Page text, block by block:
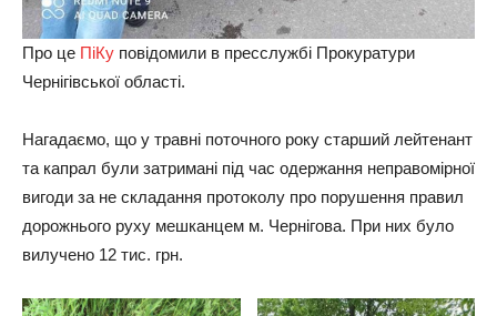
Про це ПіКу повідомили в пресслужбі Прокуратури
Чернігівської області.
Нагадаємо, що у травні поточного року старший лейтенант
та капрал були затримані під час одержання неправомірної
вигоди за не складання протоколу про порушення правил
дорожнього руху мешканцем м. Чернігова. При них було
вилучено 12 тис. грн.